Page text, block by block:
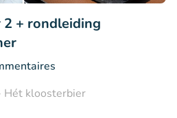
+ rondleiding
Hét kloosterbier